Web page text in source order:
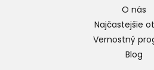
O nás
Najčastejšie
Vernostný
Blog